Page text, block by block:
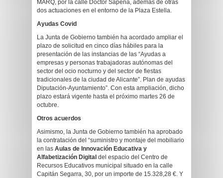
MARQ, por la calle Doctor Sapena, además de otras
dos actuaciones en el entorno de la Plaza Estella.
Ayudas Covid
La Junta de Gobierno también ha acordado ampliar el
plazo de solicitud en cinco días hábiles para la
presentación de las instancias de las “Ayudas a
empresas y personas trabajadoras autónomas del
sector del ocio nocturno y del sector de fiestas
tradicionales de la ciudad de Alicante”. Plan de ayudas
Diputación-Ayuntamiento”. Con esta ampliación, dicho
plazo estará vigente hasta el próximo martes 26 de
octubre.
Otros acuerdos
Asimismo, la Junta de Gobierno también ha aprobado
la contratación del “suministro y montaje del mobiliario
en las Aulas de Innovación Educativa y
Alfabetización Digital del espacio del Centro de
Recursos Educativos municipal situado en la calle
Capitán Segarra, 30, por un importe de 15.328,28 €. Y